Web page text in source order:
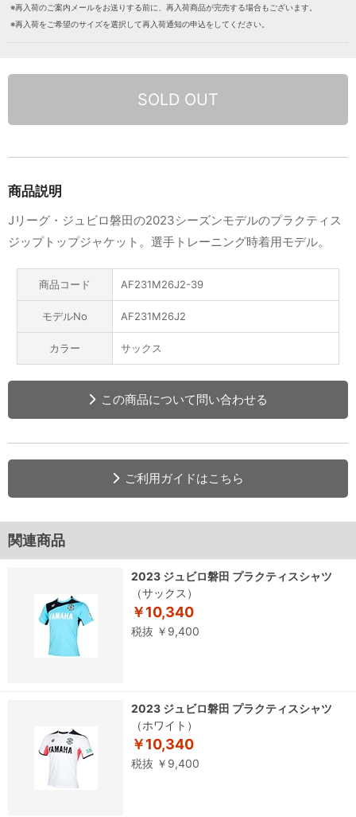
※再入荷のご案内メールをお送りする前に、再入荷商品が完売する場合もございます。
※再入荷をご希望のサイズを選択して再入荷通知の申込をしてください。
SOLD OUT
商品説明
Jリーグ・ジュビロ磐田の2023シーズンモデルのプラクティス
ジップトップジャケット。選手トレーニング時着用モデル。
商品コード AF231M26J2-39
モデルNo AF231M26J2
カラー サックス
この商品について問い合わせる
ご利用ガイドはこちら
関連商品
2023 ジュビロ磐田 プラクティスシャツ
（サックス）
￥10,340
税抜 ￥9,400
2023 ジュビロ磐田 プラクティスシャツ
（ホワイト）
￥10,340
税抜 ￥9,400